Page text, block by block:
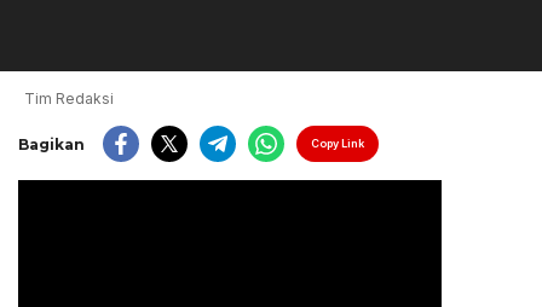
Tim Redaksi
Bagikan Copy Link